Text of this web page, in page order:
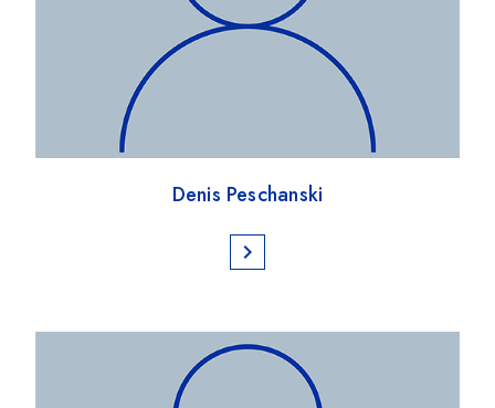
Denis Peschanski
chevron_right